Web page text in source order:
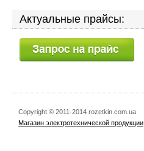
Актуальные прайсы:
Copyright © 2011-2014 rozetkin.com.ua
Магазин электротехнической продукции